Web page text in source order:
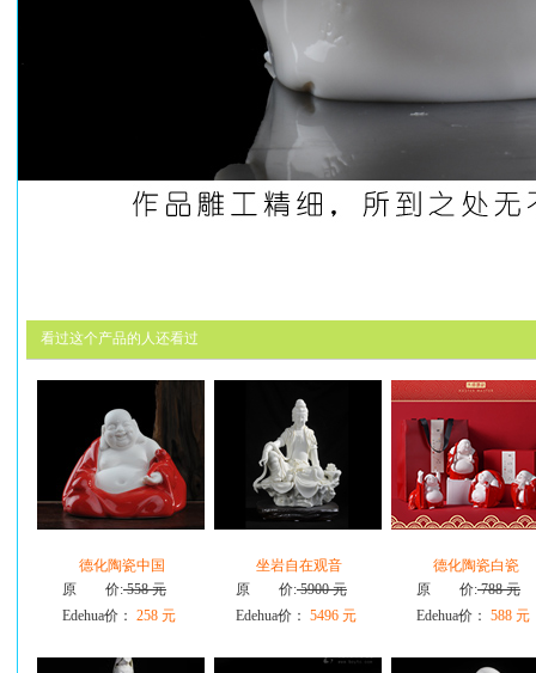
看过这个产品的人还看过
德化陶瓷中国
原 价:558 元
Edehua价： 258 元
坐岩自在观音
原 价:5900 元
Edehua价： 5496 元
德化陶瓷白瓷
原 价:788 元
Edehua价： 588 元